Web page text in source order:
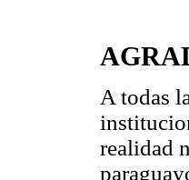
A todas
realidad